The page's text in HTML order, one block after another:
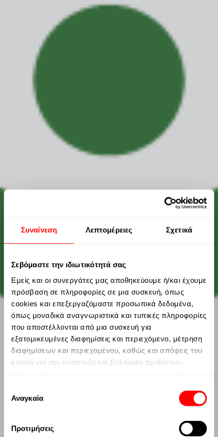
Συναίνεση Λεπτομέρειες Σχετικά
Σεβόμαστε την ιδιωτικότητά σας
Εμείς και οι συνεργάτες μας αποθηκεύουμε ή/και έχουμε
πρόσβαση σε πληροφορίες σε μια συσκευή, όπως
cookies και επεξεργαζόμαστε προσωπικά δεδομένα,
όπως μοναδικά αναγνωριστικά και τυπικές πληροφορίες
που αποστέλλονται από μια συσκευή για
εξατομικευμένες διαφημίσεις και περιεχόμενο, μέτρηση
διαφημίσεων και περιεχομένου, καθώς και απόψεις του
κοινού για την ανάπτυξη και βελτίωση προϊόντων.
τοποθεσίας και ταυτοποίησης μέσω σάρωσης
συσκευών. Μπορείτε να κάνετε κλικ για να συναινέσετε
στην επεξεργασία από εμάς και τους συνεργάτες μας
όπως περιγράφεται παραπάνω. Εναλλακτικά, μπορείτε
συγκατάθεσης
Αναγκαία
Προτιμήσεις